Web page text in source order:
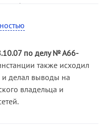
без изменения
взыскана
просило отменить
акты и отказать в
подателя
водопроводные
по делу № А66-
также исходил
и делал выводы на
владельца и